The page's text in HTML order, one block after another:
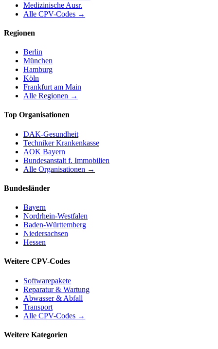
Medizinische Ausr.
Alle CPV-Codes →
Regionen
Berlin
München
Hamburg
Köln
Frankfurt am Main
Alle Regionen →
Top Organisationen
DAK-Gesundheit
Techniker Krankenkasse
AOK Bayern
Bundesanstalt f. Immobilien
Alle Organisationen →
Bundesländer
Bayern
Nordrhein-Westfalen
Baden-Württemberg
Niedersachsen
Hessen
Weitere CPV-Codes
Softwarepakete
Reparatur & Wartung
Abwasser & Abfall
Transport
Alle CPV-Codes →
Weitere Kategorien